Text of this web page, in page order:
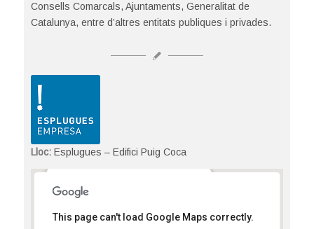
Consells Comarcals, Ajuntaments, Generalitat de
Catalunya, entre d’altres entitats publiques i privades.
Lloc:Esplugues – Edifici Puig Coca
Petit Parc de l'amistat, s/n - Esplugues de
Llobregat
This page can't load Google Maps correctly.